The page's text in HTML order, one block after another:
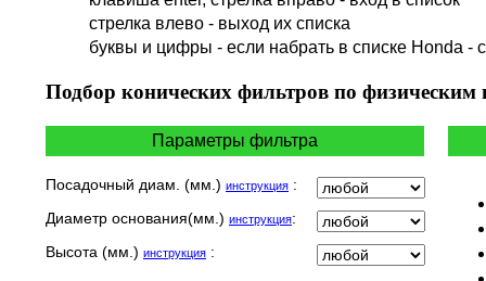
HERO
HUSQVARNA
INDIAN
KEEWAY
MBK
MOTO GUZZI
cтрелка влево - выход их списка
буквы и цифры - если набрать в списке Honda -
Подбор конических фильтров по физическим
Параметры фильтра
Посадочный диам. (мм.) инструкция :
Диаметр основания(мм.) инструкция:
Высота (мм.) инструкция :